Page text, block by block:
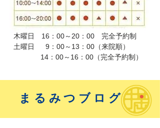
木曜日 16：00～20：00 完全予約制
土曜日 9：00～13：00（来院順）
​ 14：00～16：00（完全予約制）
まるみつブログ